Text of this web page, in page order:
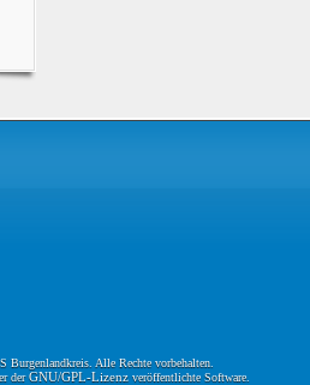
Alle Rechte vorbehalten.
derGNU/GPL-Lizenzveröffentlichte Software.